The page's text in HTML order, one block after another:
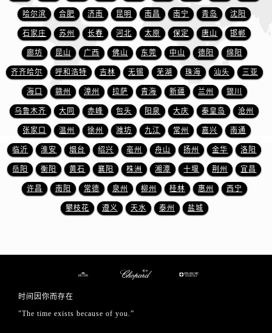
江西省鹰潭市月湖区胜利东路萧邦售后服务中心（需提前预约）
山东省德州市德城区东风中路萧邦售后服务中心（需提前预约）
山东省东营市东营区济南路萧邦售后服务中心（需提前预约）
山东省济南市历下区经十路11111号华润中心写字楼（万象城）15层1508室萧邦售后服务中心（需提前预约）
山东省济宁市任城区太白楼路萧邦售后服务中心（需提前预约）
山东省莱芜市文化南路8号银座商城名表维修一楼名表维修萧邦售后服务中心（需提前预约）
山东省临沂市兰山区解放路萧邦售后服务中心（需提前预约）
山东省日照市东港区烟台路萧邦售后服务中心（需提前预约）
山东省泰安市泰山区财源街道泰山大街萧邦售后服务中心（需提前预约）
山东省威海市环翠区新威海路89号振华商厦一楼名表维修萧邦售后服务中心（需提前预约）
山东省潍坊市奎文区东风东街萧邦售后服务中心（需提前预约）
山东省枣庄市滕州市北辛路与善国路交叉口萧邦售后服务中心（需提前预约）
哈尔滨 合肥 济南 昆明 南昌 南宁 青岛 沈阳
石家庄 苏州 长春 河北 太原 保定 唐山 邯郸
廊坊 昆山 广西 佛山 东莞 中山 德阳 绵阳
齐齐哈尔 呼和浩特 吉林 无锡 芜湖 珠海 汕头 三亚
海口 赣州 漳州 拉萨 青海 新疆 兰州 银川
乌鲁木齐 大同 赤峰 包头 阳泉 大庆 秦皇岛 沧州
张家口 温州 徐州 潍坊 九江 常州 嘉兴 南通
临沂 淮安 烟台 绍兴 亳州 舟山 扬州 金华 洛阳
岳阳 衡阳 黄石 襄阳 株洲 湘潭 十堰 荆州 宜昌
许昌 南阳 常德 泉州 柳州 桂林 惠州 西宁
攀枝花 遵义 天水 泰州 盐城
时间因你而存在
"The time exists because of you.”